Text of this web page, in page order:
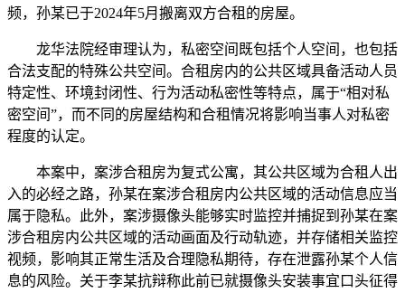
频，孙某已于2024年5月搬离双方合租的房屋。
龙华法院经审理认为，私密空间既包括个人空间，也包括
合法支配的特殊公共空间。合租房内的公共区域具备活动人员
特定性、环境封闭性、行为活动私密性等特点，属于“相对私
密空间”，而不同的房屋结构和合租情况将影响当事人对私密
程度的认定。
本案中，案涉合租房为复式公寓，其公共区域为合租人出
入的必经之路，孙某在案涉合租房内公共区域的活动信息应当
属于隐私。此外，案涉摄像头能够实时监控并捕捉到孙某在案
涉合租房内公共区域的活动画面及行动轨迹，并存储相关监控
视频，影响其正常生活及合理隐私期待，存在泄露孙某个人信
息的风险。关于李某抗辩称此前已就摄像头安装事宜口头征得